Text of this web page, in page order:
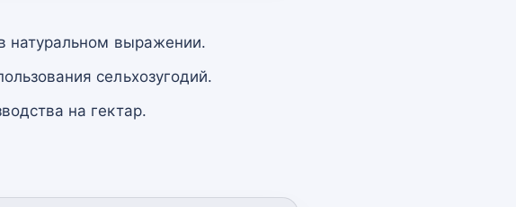
натуральном выражении.
сельхозугодий.
на гектар.